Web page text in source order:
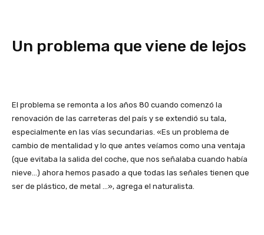
Un problema que viene de lejos
El problema se remonta a los años 80 cuando comenzó la
renovación de las carreteras del país y se extendió su tala,
especialmente en las vías secundarias. «Es un problema de
cambio de mentalidad y lo que antes veíamos como una ventaja
(que evitaba la salida del coche, que nos señalaba cuando había
nieve…) ahora hemos pasado a que todas las señales tienen que
ser de plástico, de metal …», agrega el naturalista.